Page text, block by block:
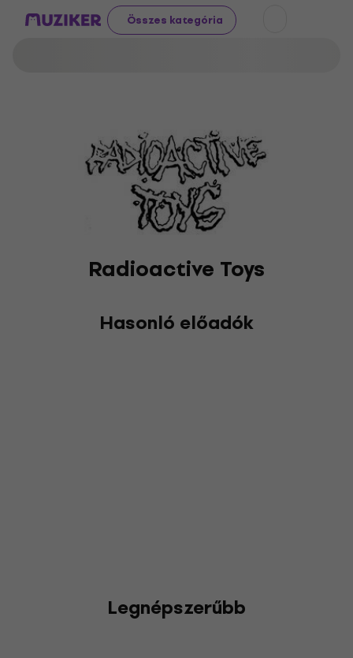
Összes kategória
Radioactive Toys
Hasonló előadók
Legnépszerűbb